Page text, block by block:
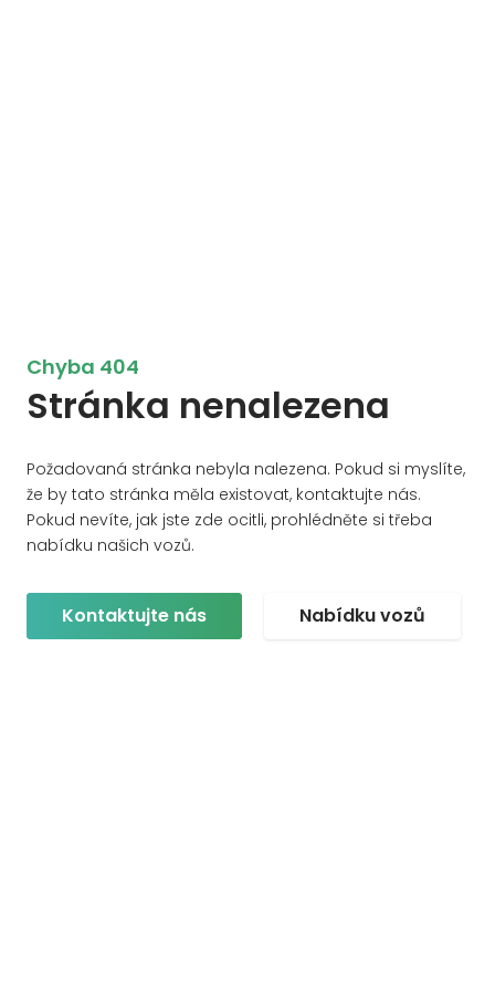
Chyba 404
Stránka nenalezena
Požadovaná stránka nebyla nalezena. Pokud si myslíte,
že by tato stránka měla existovat, kontaktujte nás.
Pokud nevíte, jak jste zde ocitli, prohlédněte si třeba
nabídku našich vozů.
Kontaktujte nás Nabídku vozů